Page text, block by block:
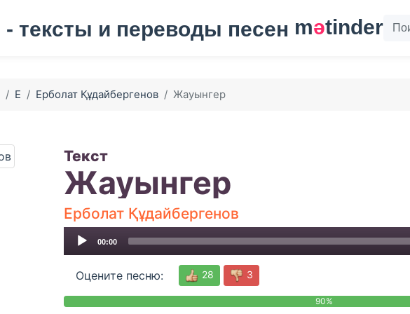
mәtinder
Е Ерболат Құдайбергенов Жауынгер
Текст
Жауынгер
Ерболат Құдайбергенов
Audio
Player
00:00
Оцените песню: 28 3
90%